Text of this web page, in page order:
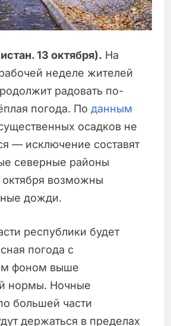
13 октября). На
неделе жителей
радовать по-
погода. По данным
осадков не
— исключение составят
северные районы
октября возможны
дожди.
республики будет
погода с
фоном выше
нормы. Ночные
большей части
держаться в пределах